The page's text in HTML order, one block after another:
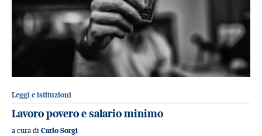
Leggi e istituzioni
Lavoro povero e salario minimo
a cura di Carlo Sorgi